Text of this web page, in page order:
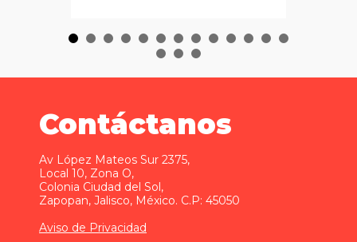
Contáctanos
Av López Mateos Sur 2375,
Local 10, Zona O,
Colonia Ciudad del Sol,
Zapopan, Jalisco, México. C.P: 45050
Aviso de Privacidad